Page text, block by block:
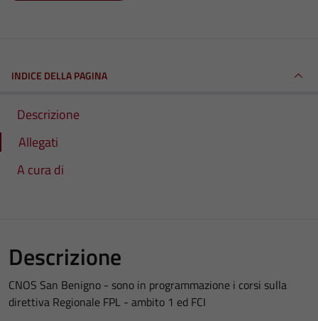
INDICE DELLA PAGINA
Descrizione
Allegati
A cura di
Descrizione
CNOS San Benigno - sono in programmazione i corsi sulla
direttiva Regionale FPL - ambito 1 ed FCI